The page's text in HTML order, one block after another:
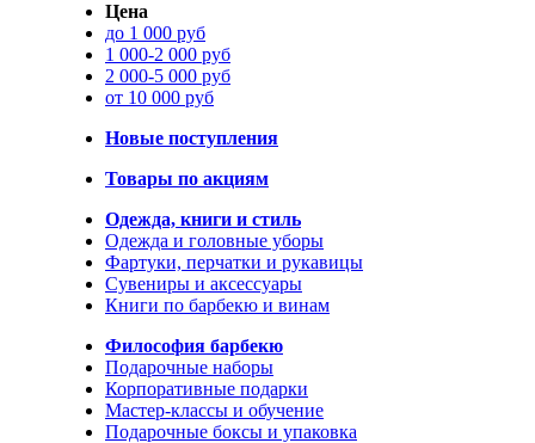
Цена
до 1 000 руб
1 000-2 000 руб
2 000-5 000 руб
от 10 000 руб
Новые поступления
Товары по акциям
Одежда, книги и стиль
Одежда и головные уборы
Фартуки, перчатки и рукавицы
Сувениры и аксессуары
Книги по барбекю и винам
Философия барбекю
Подарочные наборы
Корпоративные подарки
Мастер-классы и обучение
Подарочные боксы и упаковка